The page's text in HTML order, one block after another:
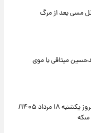
مسی بعد از مرگ
میثاقی با موی
قیمت طلا و سکه امروز یکشنبه ۱۸ مرداد ۱۴۰۵/